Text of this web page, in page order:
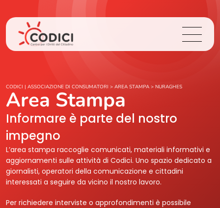
Chi Siamo
Cosa Facciamo
Area Stampa
Contatti
Login
CODICI | ASSOCIAZIONE DI CONSUMATORI > AREA STAMPA > NURAGHES
Area Stampa
Informare è parte del nostro
impegno
L’area stampa raccoglie comunicati, materiali informativi e
aggiornamenti sulle attività di Codici. Uno spazio dedicato a
giornalisti, operatori della comunicazione e cittadini
interessati a seguire da vicino il nostro lavoro.
Per richiedere interviste o approfondimenti è possibile